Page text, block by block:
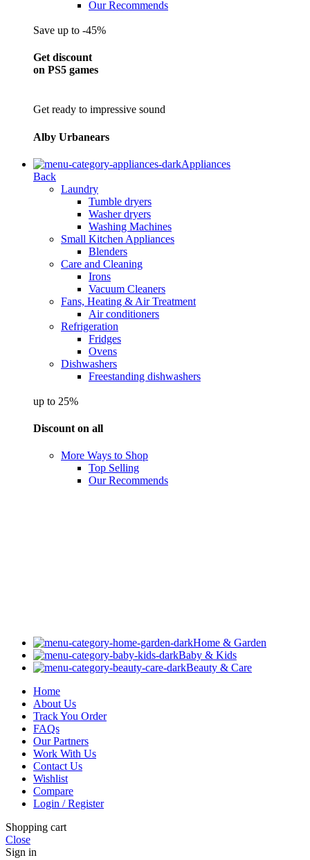
Our Recommends
Save up to -45%
Get discount
on PS5 games
Get ready to impressive sound
Alby Urbanears
Appliances
Back
Laundry
Tumble dryers
Washer dryers
Washing Machines
Small Kitchen Appliances
Blenders
Care and Cleaning
Irons
Vacuum Cleaners
Fans, Heating & Air Treatment
Air conditioners
Refrigeration
Fridges
Ovens
Dishwashers
Freestanding dishwashers
up to 25%
Discount on all
More Ways to Shop
Top Selling
Our Recommends
Home & Garden
Baby & Kids
Beauty & Care
Home
About Us
Track You Order
FAQs
Our Partners
Work With Us
Contact Us
Wishlist
Compare
Login / Register
Shopping cart
Close
Sign in